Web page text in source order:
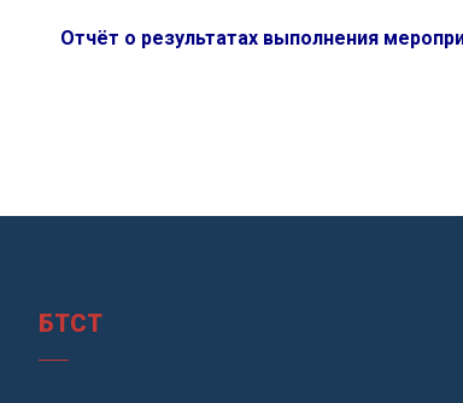
Отчёт о результатах выполнения
БТСТ